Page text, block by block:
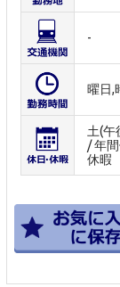
-
曜日,
土(午
/ 年
休暇